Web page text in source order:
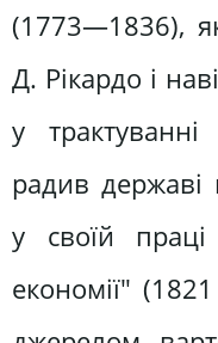
(1773—1836),
Д. Рікардо і
у
радив державі
у своїй праці
економії"